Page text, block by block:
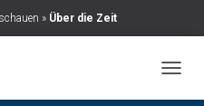
» Über die Zeit
A